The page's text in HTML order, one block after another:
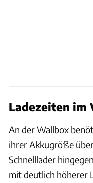
Ladezeiten im
An der Wallbox
ihrer Akkugröße
Schnelllader
mit deutlich höherer